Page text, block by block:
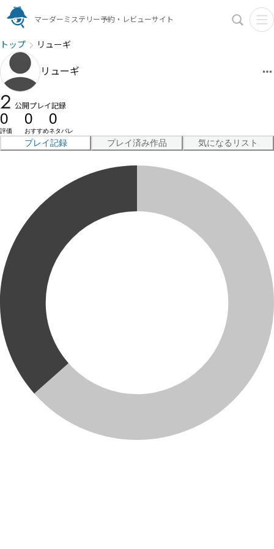
マーダーミステリー予約・レビューサイト
トップ リューギ
リューギ
2 公開プレイ記録
0
評価
0
おすすめ
0
ネタバレ
プレイ記録 プレイ済み作品 気になるリスト